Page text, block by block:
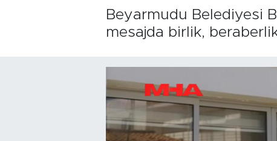
Beyarmudu Belediyesi
mesajda birlik,